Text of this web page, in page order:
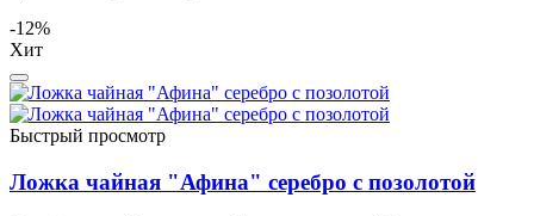
-12%
Хит
Быстрый просмотр
Ложка чайная "Афина" серебро с позолотой